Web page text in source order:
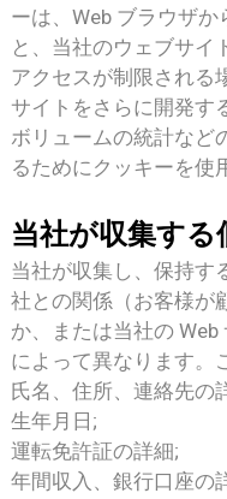
ーは、Web ブラウザ
と、当社のウェブサイ
アクセスが制限される
サイトをさらに開発す
ボリュームの統計など
るためにクッキーを使
当社が収集する
当社が収集し、保持す
社との関係（お客様が
か、または当社の Web
によって異なります。
氏名、住所、連絡先の
生年月日;
運転免許証の詳細;
年間収入、銀行口座の